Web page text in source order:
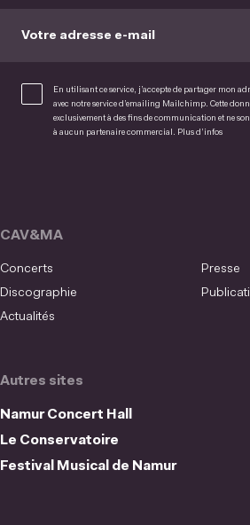
Votre adresse e-mail
En utilisant ce service, j’accepte de partager mon
avec notre service d’emailing Mailchimp. Cette
exclusivement à des fins de communication et ne
à aucun partenaire commercial. Plus d’infos
Autres sites
Namur Concert Hall
Le Conservatoire
Festival Musical de Namur
CAV&MA
Concerts
Presse
Discographie
Actualités